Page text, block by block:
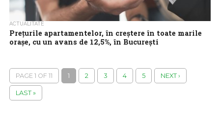
ACTUALITATE
Preţurile apartamentelor, în creştere în toate marile
oraşe, cu un avans de 12,5%, în Bucureşti
existând o...
PAGE 1 OF 11 1 2 3 4 5 NEXT ›
LAST »